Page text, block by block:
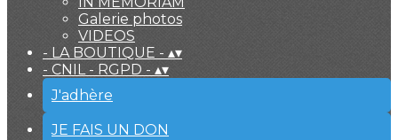
Galerie photos
VIDEOS
- LA BOUTIQUE - ▴▾
- CNIL - RGPD - ▴▾
J'adhère
JE FAIS UN DON